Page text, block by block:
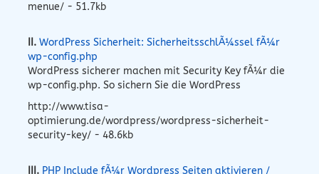
menue/ - 51.7kb
II. WordPress Sicherheit: SicherheitsschlÃ¼ssel fÃ¼r
wp-config.php
WordPress sicherer machen mit Security Key fÃ¼r die
wp-config.php. So sichern Sie die WordPress
http://www.tisa-
optimierung.de/wordpress/wordpress-sicherheit-
security-key/ - 48.6kb
III. PHP Include fÃ¼r Wordpress Seiten aktivieren /